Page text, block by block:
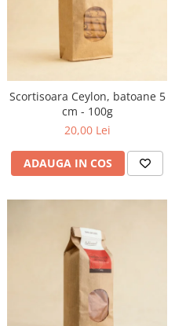
Scortisoara Ceylon, batoane 5
cm - 100g
20,00 Lei
ADAUGA IN COS